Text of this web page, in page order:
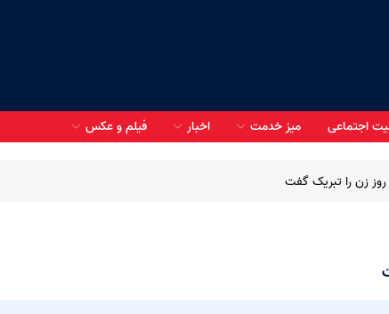
اجتماعی میز خدمت اخبار فیلم و عکس
زن را تبریک گفت